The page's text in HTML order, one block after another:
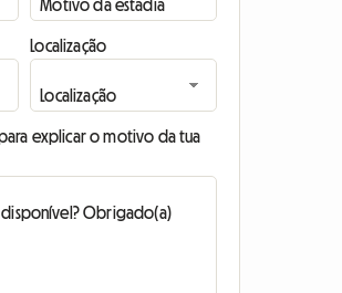
Localização
explicar o motivo da tua